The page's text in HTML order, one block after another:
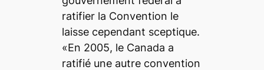
ratifier la Convention le
laisse cependant sceptique.
«En 2005, le Canada a
ratifié une autre convention